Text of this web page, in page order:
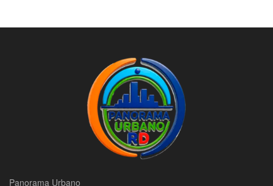
Panorama Urbano